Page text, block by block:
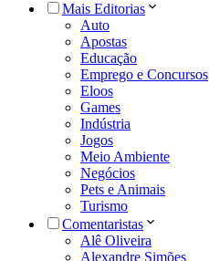
Mais Editorias
Auto
Apostas
Educação
Emprego e Concursos
Eloos
Games
Indústria
Jogos
Meio Ambiente
Negócios
Pets e Animais
Turismo
Comentaristas
Alê Oliveira
Alexandre Simões